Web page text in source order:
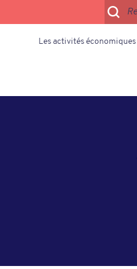
Les activités économiques